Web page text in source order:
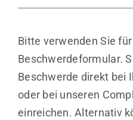
Bitte verwenden Sie
Beschwerdeformular.
Beschwerde direkt bei
oder bei unseren
einreichen. Alternativ